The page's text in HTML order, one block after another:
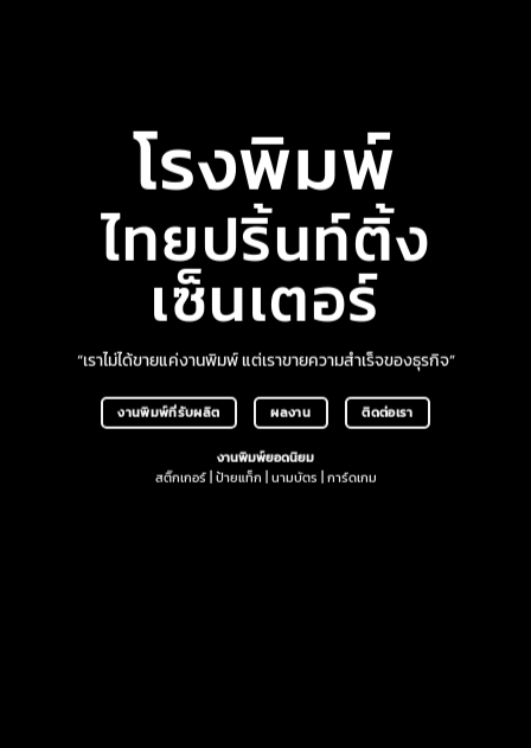
โรงพิมพ์
ไทยปริ้นท์ติ้ง
เซ็นเตอร์
“เราไม่ได้ขายแค่งานพิมพ์ แต่เราขายความสำเร็จของธุรกิจ”
งานพิมพ์ที่รับผลิต ผลงาน ติดต่อเรา
งานพิมพ์ยอดนิยม
สติ๊กเกอร์| ป้ายแท็ก นามบัตร การ์ดเกม